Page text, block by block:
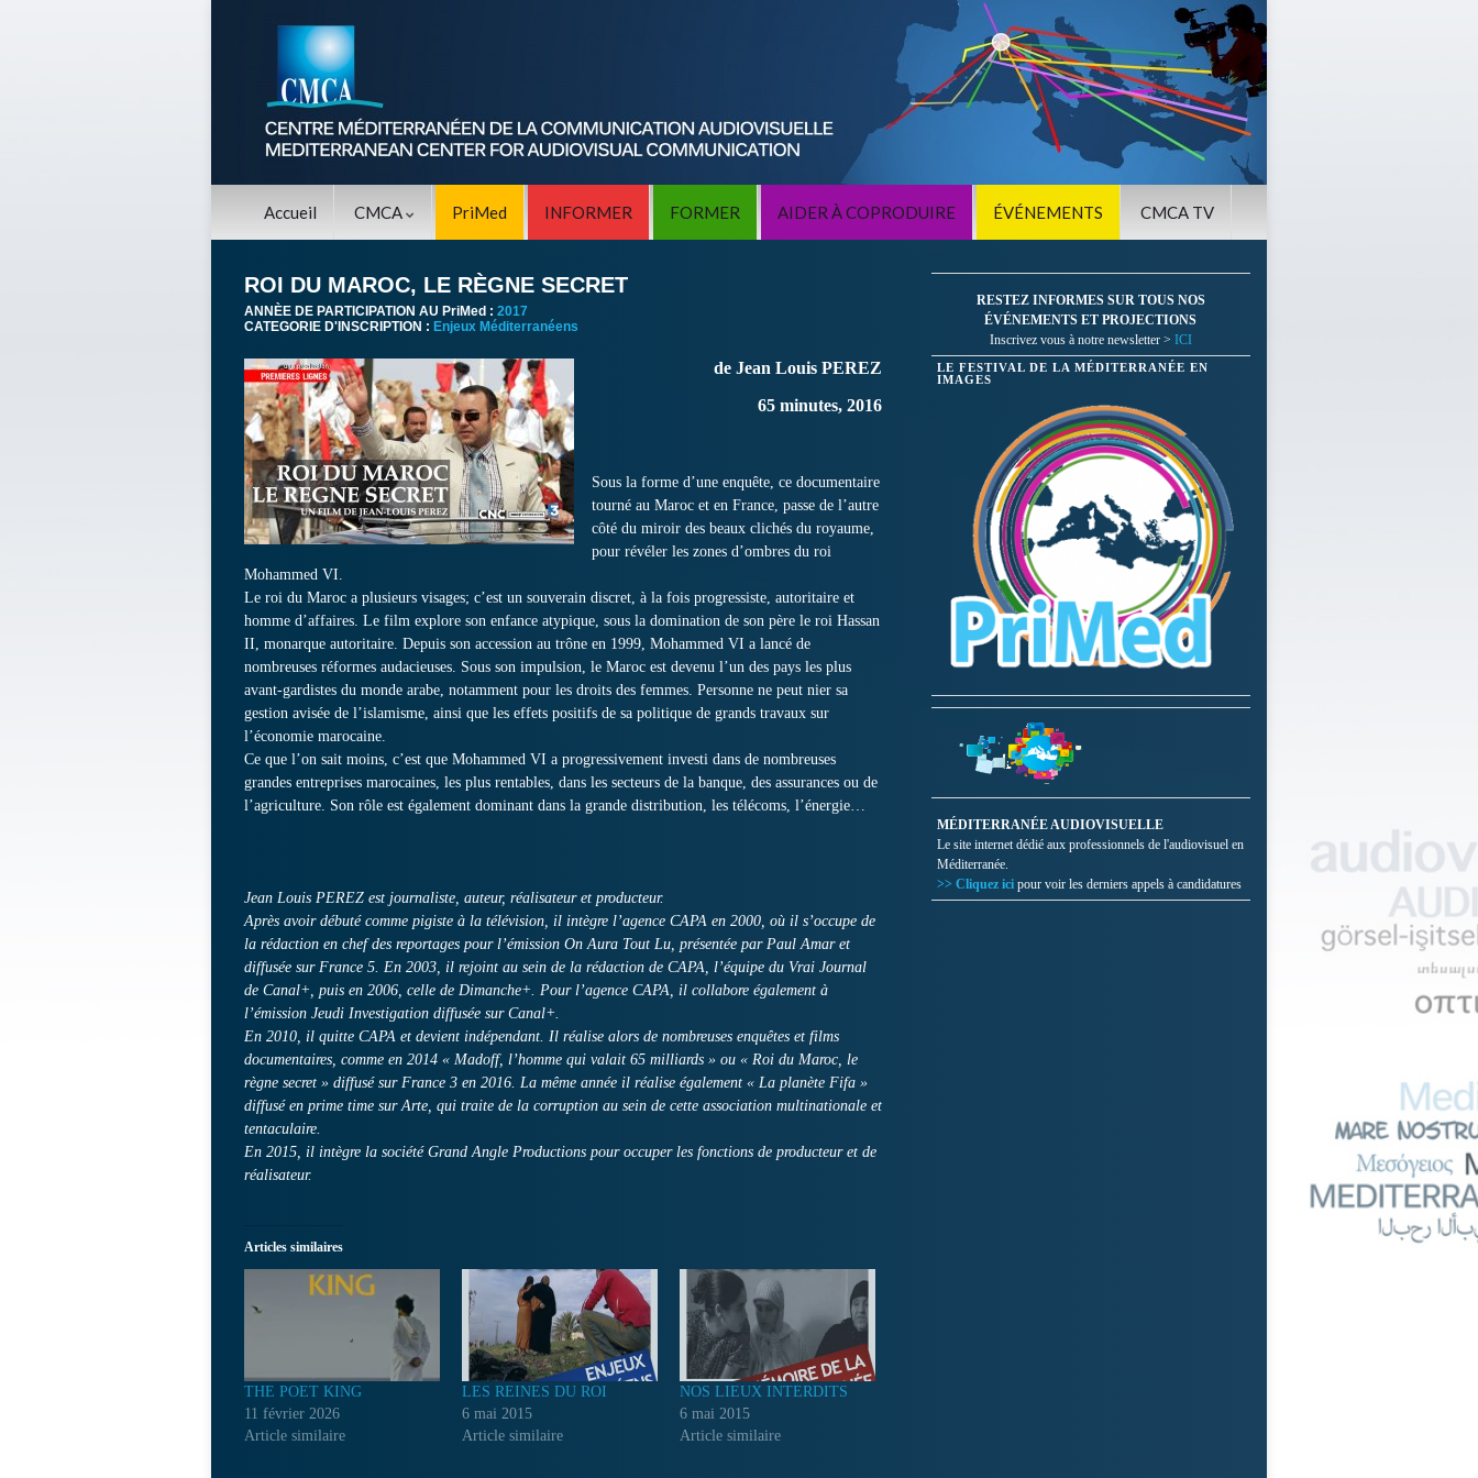
Accueil CMCA PriMed INFORMER FORMER AIDER À COPRODUIRE ÉVÉNEMENTS CMCA TV
ROI DU MAROC, LE RÈGNE SECRET
ANNÈE DE PARTICIPATION AU PriMed : 2017
CATEGORIE D'INSCRIPTION : Enjeux Méditerranéens
de Jean Louis PEREZ
65 minutes, 2016
Sous la forme d’une enquête, ce documentaire
tourné au Maroc et en France, passe de l’autre
côté du miroir des beaux clichés du royaume,
pour révéler les zones d’ombres du roi
Mohammed VI.
Le roi du Maroc a plusieurs visages; c’est un souverain discret, à la fois progressiste, autoritaire et
homme d’affaires. Le film explore son enfance atypique, sous la domination de son père le roi Hassan
II, monarque autoritaire. Depuis son accession au trône en 1999, Mohammed VI a lancé de
nombreuses réformes audacieuses. Sous son impulsion, le Maroc est devenu l’un des pays les plus
avant-gardistes du monde arabe, notamment pour les droits des femmes. Personne ne peut nier sa
gestion avisée de l’islamisme, ainsi que les effets positifs de sa politique de grands travaux sur
l’économie marocaine.
Ce que l’on sait moins, c’est que Mohammed VI a progressivement investi dans de nombreuses
grandes entreprises marocaines, les plus rentables, dans les secteurs de la banque, des assurances ou de
l’agriculture. Son rôle est également dominant dans la grande distribution, les télécoms, l’énergie…
Jean Louis PEREZ est journaliste, auteur, réalisateur et producteur.
Après avoir débuté comme pigiste à la télévision, il intègre l’agence CAPA en 2000, où il s’occupe de
la rédaction en chef des reportages pour l’émission On Aura Tout Lu, présentée par Paul Amar et
diffusée sur France 5. En 2003, il rejoint au sein de la rédaction de CAPA, l’équipe du Vrai Journal
de Canal+, puis en 2006, celle de Dimanche+. Pour l’agence CAPA, il collabore également à
l’émission Jeudi Investigation diffusée sur Canal+.
En 2010, il quitte CAPA et devient indépendant. Il réalise alors de nombreuses enquêtes et films
documentaires, comme en 2014 « Madoff, l’homme qui valait 65 milliards » ou « Roi du Maroc, le
règne secret » diffusé sur France 3 en 2016. La même année il réalise également « La planète Fifa »
diffusé en prime time sur Arte, qui traite de la corruption au sein de cette association multinationale et
tentaculaire.
En 2015, il intègre la société Grand Angle Productions pour occuper les fonctions de producteur et de
réalisateur.
Articles similaires
THE POET KING
11 février 2026
Article similaire
LES REINES DU ROI
6 mai 2015
Article similaire
NOS LIEUX INTERDITS
6 mai 2015
Article similaire
RESTEZ INFORMES SUR TOUS NOS
ÉVÉNEMENTS ET PROJECTIONS
Inscrivez vous à notre newsletter > ICI
LE FESTIVAL DE LA MÉDITERRANÉE EN
IMAGES
MÉDITERRANÉE AUDIOVISUELLE
Le site internet dédié aux professionnels de l'audiovisuel en
Méditerranée.
>> Cliquez ici pour voir les derniers appels à candidatures